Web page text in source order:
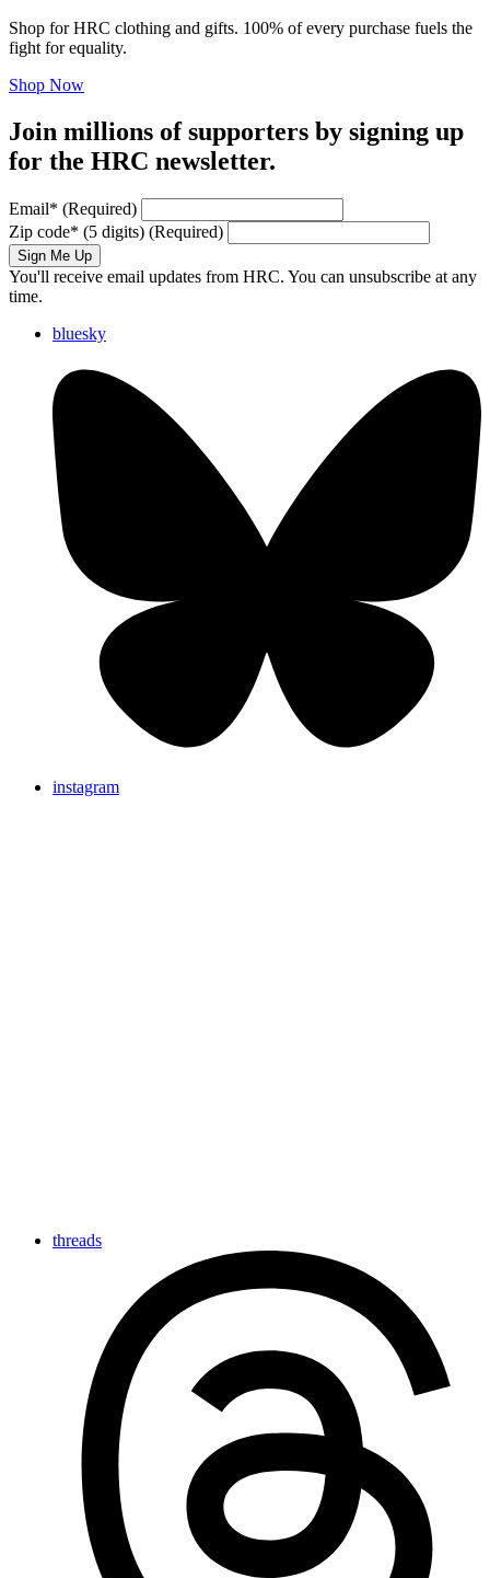
Shop for HRC clothing and gifts. 100% of every purchase fuels the
fight for equality.
Shop Now
Join millions of supporters by signing up
for the HRC newsletter.
Email* (Required)
Zip code* (5 digits) (Required)
Sign Me Up
You'll receive email updates from HRC. You can unsubscribe at any
time.
bluesky
instagram
threads